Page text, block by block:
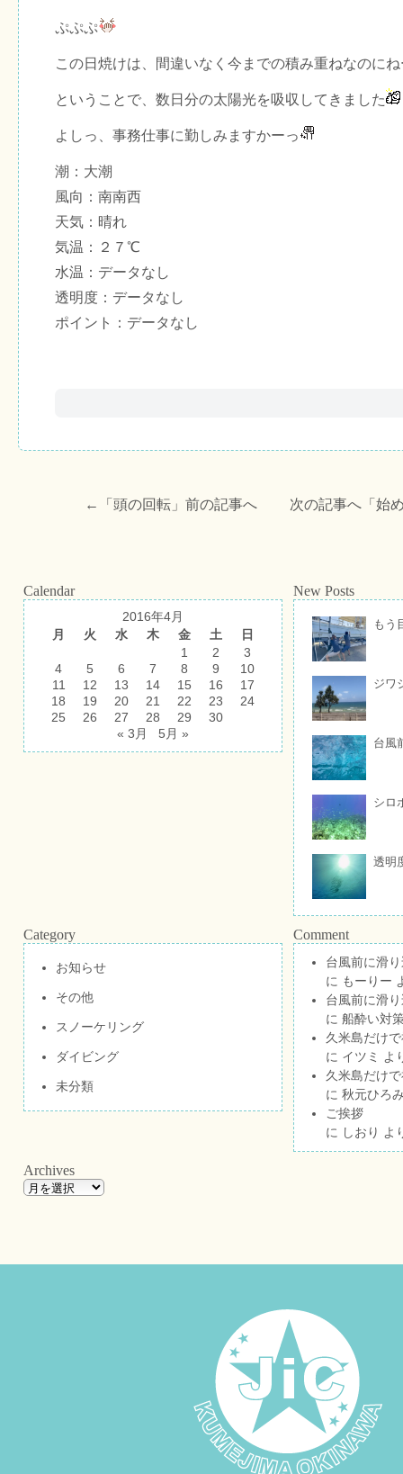
ぷぷぷ
この日焼けは、間違いなく今までの積み重ねなのに
ということで、数日分の太陽光を吸収してきました
よしっ、事務仕事に勤しみますかーっ
潮：大潮
風向：南南西
天気：晴れ
気温：２７℃
水温：データなし
透明度：データなし
ポイント：データなし
←「 頭の回転 」前の記事へ 次の記事へ「 始
Calendar
2016年4月
月
火 水 木 金 土
日
1
2
3
4
5 6 7 8 9
10
11
12 13 14 15 16
17
18
19 20 21 22 23
24
25
26 27 28 29
30
« 3月
5月 »
New Posts
もう
ジワ
台風
シロ
透明
Category
お知らせ
その他
スノーケリング
ダイビング
未分類
Comment
台風前に滑
に もーりー
台風前に滑
に 船酔い対
久米島だけ
に イツミ
よ
久米島だけ
に 秋元ひろ
ご挨拶
に しおり よ
Archives